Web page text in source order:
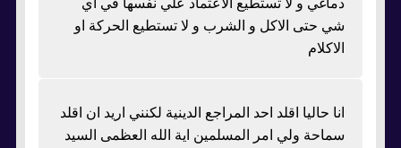
دماغي و لا تستطيع الاعتماد علي نفسها في اي
شي حتى الاكل و الشرب و لا تستطيع الحركة او
الاكلام
انا حاليا اقلد احد المراجع الدينية لكنني اريد ان اقلد
سماحة ولي امر المسلمين اية الله العظمى السيد